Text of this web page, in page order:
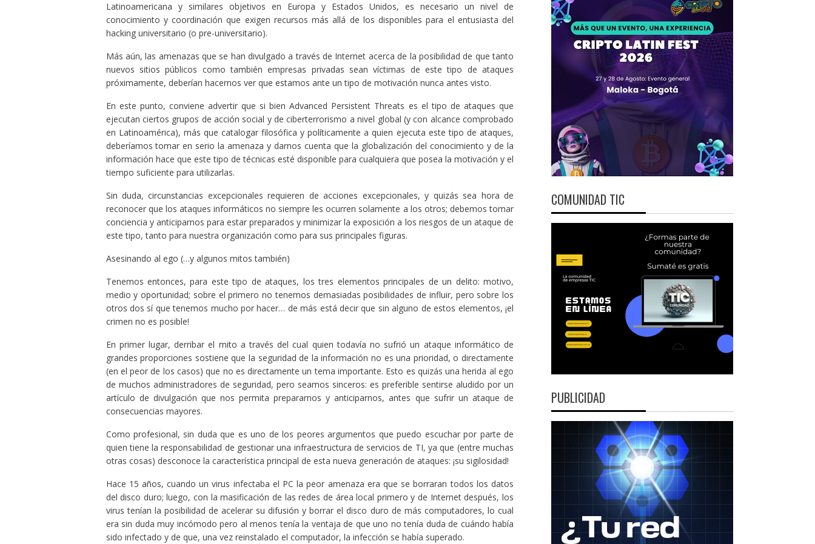
Latinoamericana y similares objetivos en Europa y Estados Unidos, es necesario un nivel de
conocimiento y coordinación que exigen recursos más allá de los disponibles para el entusiasta del
hacking universitario (o pre-universitario).
Más aún, las amenazas que se han divulgado a través de Internet acerca de la posibilidad de que tanto
nuevos sitios públicos como también empresas privadas sean víctimas de este tipo de ataques
próximamente, deberían hacernos ver que estamos ante un tipo de motivación nunca antes visto.
En este punto, conviene advertir que si bien Advanced Persistent Threats es el tipo de ataques que
ejecutan ciertos grupos de acción social y de ciberterrorismo a nivel global (y con alcance comprobado
en Latinoamérica), más que catalogar filosófica y políticamente a quien ejecuta este tipo de ataques,
deberíamos tomar en serio la amenaza y darnos cuenta que la globalización del conocimiento y de la
información hace que este tipo de técnicas esté disponible para cualquiera que posea la motivación y el
tiempo suficiente para utilizarlas.
Sin duda, circunstancias excepcionales requieren de acciones excepcionales, y quizás sea hora de
reconocer que los ataques informáticos no siempre les ocurren solamente a los otros; debemos tomar
conciencia y anticiparnos para estar preparados y minimizar la exposición a los riesgos de un ataque de
este tipo, tanto para nuestra organización como para sus principales figuras.
Asesinando al ego (…y algunos mitos también)
Tenemos entonces, para este tipo de ataques, los tres elementos principales de un delito: motivo,
medio y oportunidad; sobre el primero no tenemos demasiadas posibilidades de influir, pero sobre los
otros dos sí que tenemos mucho por hacer… de más está decir que sin alguno de estos elementos, ¡el
crimen no es posible!
En primer lugar, derribar el mito a través del cual quien todavía no sufrió un ataque informático de
grandes proporciones sostiene que la seguridad de la información no es una prioridad, o directamente
(en el peor de los casos) que no es directamente un tema importante. Esto es quizás una herida al ego
de muchos administradores de seguridad, pero seamos sinceros: es preferible sentirse aludido por un
artículo de divulgación que nos permita prepararnos y anticiparnos, antes que sufrir un ataque de
consecuencias mayores.
Como profesional, sin duda que es uno de los peores argumentos que puedo escuchar por parte de
quien tiene la responsabilidad de gestionar una infraestructura de servicios de TI, ya que (entre muchas
otras cosas) desconoce la característica principal de esta nueva generación de ataques: ¡su sigilosidad!
Hace 15 años, cuando un virus infectaba el PC la peor amenaza era que se borraran todos los datos
del disco duro; luego, con la masificación de las redes de área local primero y de Internet después, los
virus tenían la posibilidad de acelerar su difusión y borrar el disco duro de más computadores, lo cual
era sin duda muy incómodo pero al menos tenía la ventaja de que uno no tenía duda de cuándo había
sido infectado y de que, una vez reinstalado el computador, la infección se había superado.
COMUNIDAD TIC
PUBLICIDAD